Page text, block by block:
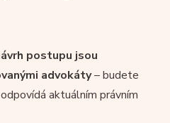
postupu jsou
advokáty– budete
aktuálním právním